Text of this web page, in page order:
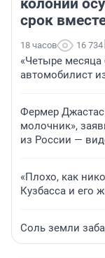
колонии
срок
18 часов 16 734
«Четыре
автомобилист
Фермер
молочник»,
из России —
«Плохо, как
Кузбасса и его
Соль земли